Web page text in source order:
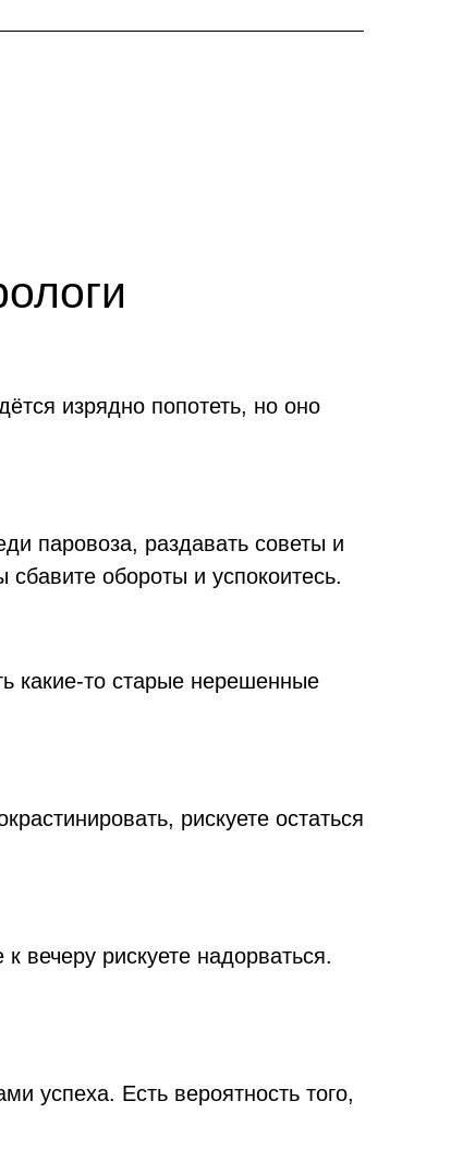
изрядно попотеть, но оно
паровоза, раздавать советы и
обороты и успокоитесь.
какие-то старые нерешенные
рискуете остаться
рискуете надорваться.
успеха. Есть вероятность того,